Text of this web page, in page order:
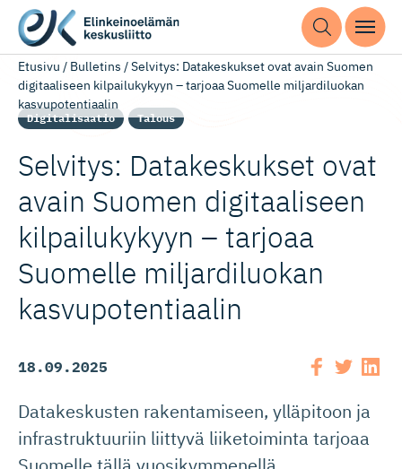
Etusivu / Bulletins /Selvitys: Datakeskukset ovat avain Suomen
digitaaliseen kilpailukykyyn – tarjoaa Suomelle miljardiluokan
kasvupotentiaalin
Digitalisaatio Talous
Selvitys: Datakeskukset ovat
avain Suomen digitaaliseen
kilpailukykyyn – tarjoaa
Suomelle miljardiluokan
kasvupoten­tiaalin
18.09.2025
Datakeskusten rakentamiseen, ylläpitoon ja
infrastruktuuriin liittyvä liiketoiminta tarjoaa